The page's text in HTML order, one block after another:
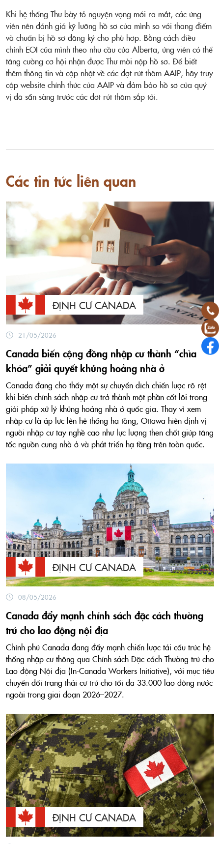
Khi hệ thống Thư bày tỏ nguyện vọng mới ra mắt, các ứng
viên nên đánh giá kỹ lưỡng hồ sơ của mình so với thang điểm
và chuẩn bị hồ sơ đăng ký cho phù hợp. Bằng cách điều
chỉnh EOI của mình theo nhu cầu của Alberta, ứng viên có thể
tăng cường cơ hội nhận được Thư mời nộp hồ sơ. Để biết
thêm thông tin và cập nhật về các đợt rút thăm AAIP, hãy truy
cập website chính thức của AAIP và đảm bảo hồ sơ của quý
vị đã sẵn sàng trước các đợt rút thăm sắp tới.
Các tin tức liên quan
ĐỊNH CƯ CANADA
21/05/2026
Canada biến cộng đồng nhập cư thành “chìa
khóa” giải quyết khủng hoảng nhà ở
Canada đang cho thấy một sự chuyển dịch chiến lược rõ rệt
khi biến chính sách nhập cư trở thành một phần cốt lõi trong
giải pháp xử lý khủng hoảng nhà ở quốc gia. Thay vì xem
nhập cư là áp lực lên hệ thống hạ tầng, Ottawa hiện định vị
người nhập cư tay nghề cao như lực lượng then chốt giúp tăng
tốc nguồn cung nhà ở và phát triển hạ tầng trên toàn quốc.
ĐỊNH CƯ CANADA
08/05/2026
Canada đẩy mạnh chính sách đặc cách thường
trú cho lao động nội địa
Chính phủ Canada đang đẩy mạnh chiến lược tái cấu trúc hệ
thống nhập cư thông qua Chính sách Đặc cách Thường trú cho
Lao động Nội địa (In-Canada Workers Initiative), với mục tiêu
chuyển đổi trạng thái cư trú cho tối đa 33.000 lao động nước
ngoài trong giai đoạn 2026–2027.
ĐỊNH CƯ CANADA